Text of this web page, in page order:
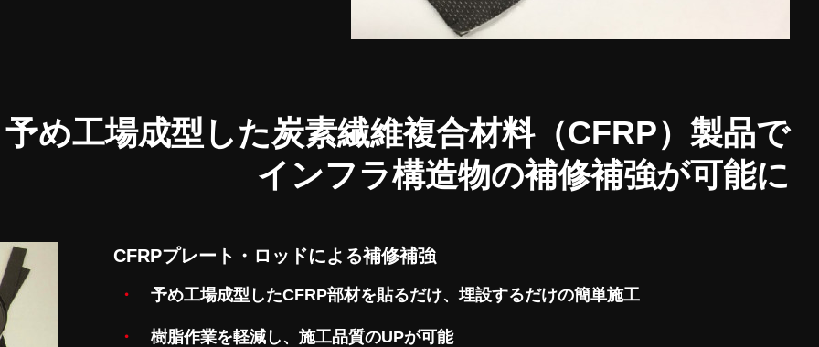
予め工場成型した炭素繊維複合材料（CFRP）製品で
インフラ構造物の補修補強が可能に
CFRPプレート・ロッドによる補修補強
予め工場成型したCFRP部材を貼るだけ、埋設するだけの簡単施工
樹脂作業を軽減し、施工品質のUPが可能